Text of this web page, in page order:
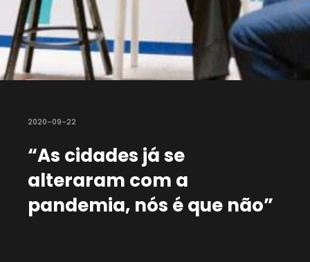
2020-09-22
“As cidades já se
alteraram com a
pandemia, nós é que não”